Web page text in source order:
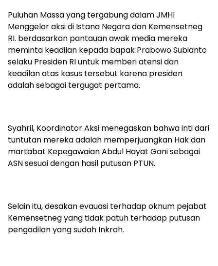
Puluhan Massa yang tergabung dalam JMHI
Menggelar aksi di Istana Negara dan Kemensetneg
RI. berdasarkan pantauan awak media mereka
meminta keadilan kepada bapak Prabowo Subianto
selaku Presiden RI untuk memberi atensi dan
keadilan atas kasus tersebut karena presiden
adalah sebagai tergugat pertama.
Syahril, Koordinator Aksi menegaskan bahwa inti dari
tuntutan mereka adalah memperjuangkan Hak dan
martabat Kepegawaian Abdul Hayat Gani sebagai
ASN sesuai dengan hasil putusan PTUN.
Selain itu, desakan evauasi terhadap oknum pejabat
Kemensetneg yang tidak patuh terhadap putusan
pengadilan yang sudah Inkrah.